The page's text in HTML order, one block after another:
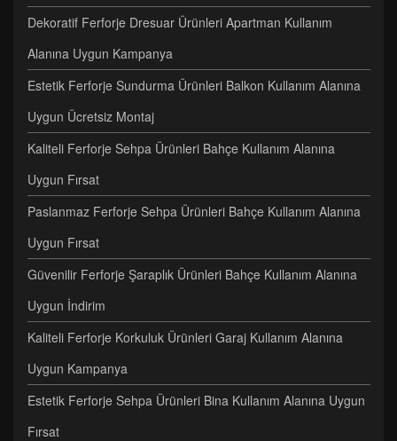
Dekoratif Ferforje Dresuar Ürünleri Apartman Kullanım
Alanına Uygun Kampanya
Estetik Ferforje Sundurma Ürünleri Balkon Kullanım Alanına
Uygun Ücretsiz Montaj
Kaliteli Ferforje Sehpa Ürünleri Bahçe Kullanım Alanına
Uygun Fırsat
Paslanmaz Ferforje Sehpa Ürünleri Bahçe Kullanım Alanına
Uygun Fırsat
Güvenilir Ferforje Şaraplık Ürünleri Bahçe Kullanım Alanına
Uygun İndirim
Kaliteli Ferforje Korkuluk Ürünleri Garaj Kullanım Alanına
Uygun Kampanya
Estetik Ferforje Sehpa Ürünleri Bina Kullanım Alanına Uygun
Fırsat